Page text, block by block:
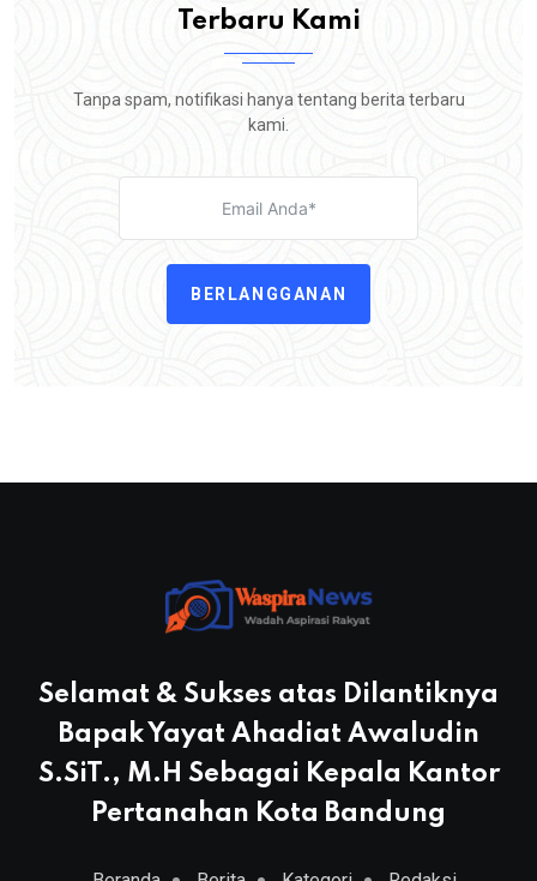
Terbaru Kami
Tanpa spam, notifikasi hanya tentang berita terbaru
kami.
BERLANGGANAN
Selamat & Sukses atas Dilantiknya
Bapak Yayat Ahadiat Awaludin
S.SiT., M.H Sebagai Kepala Kantor
Pertanahan Kota Bandung